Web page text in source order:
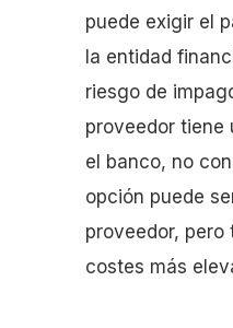
puede exigir el
la entidad
riesgo de
proveedor tiene
el banco, no
opción puede
proveedor, pero
costes más